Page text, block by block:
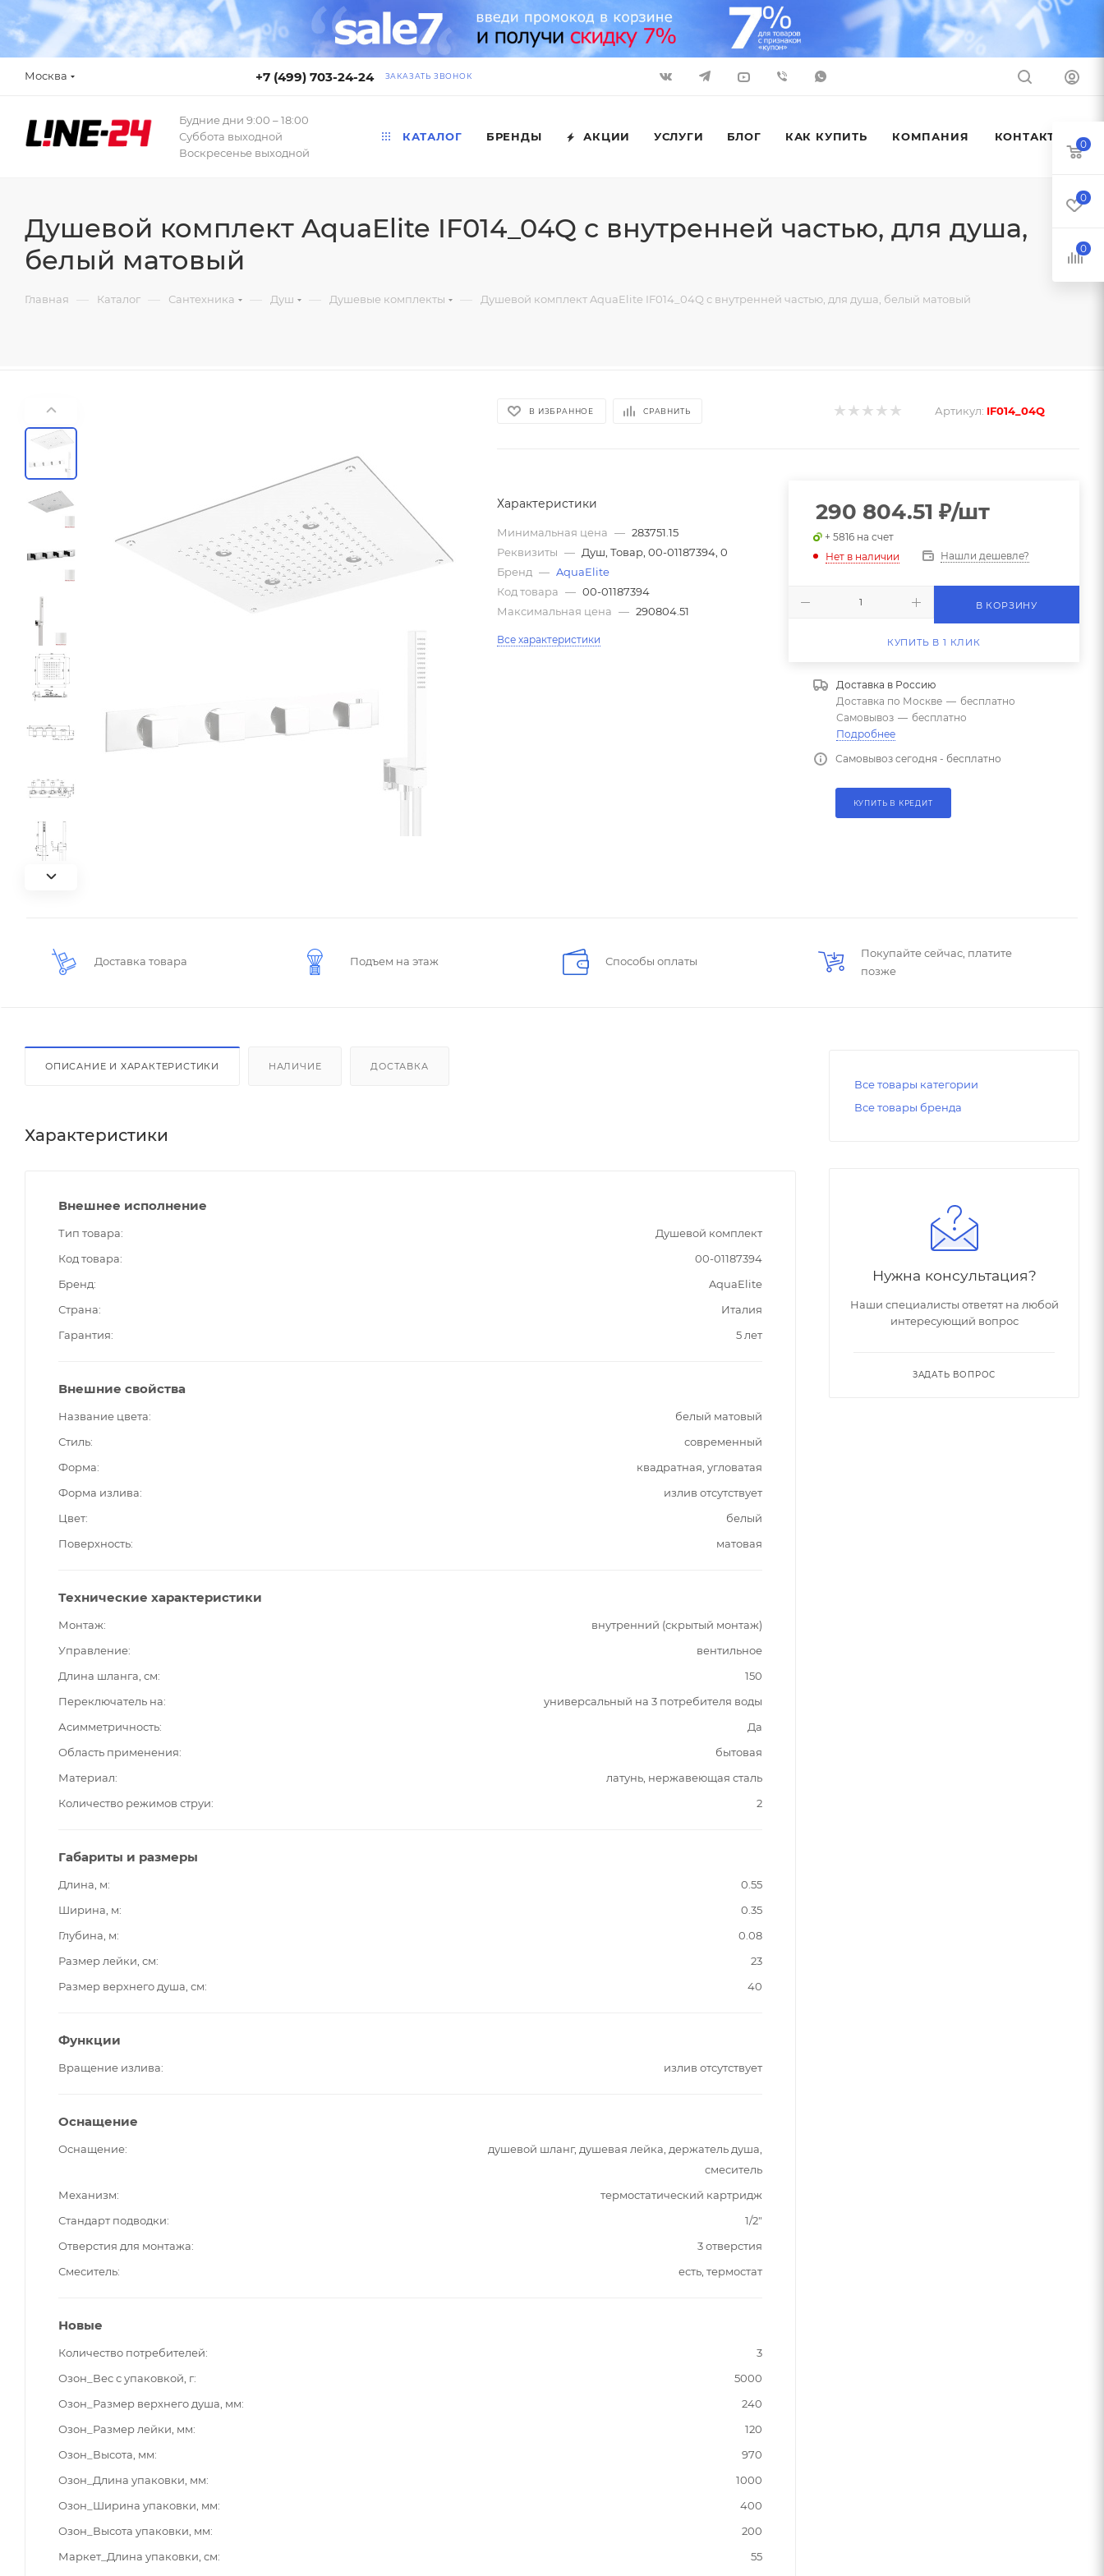
Москва +7 (499) 703-24-24 ЗАКАЗАТЬ ЗВОНОК
Будние дни 9:00 – 18:00
Суббота выходной
Воскресенье выходной
КАТАЛОГ БРЕНДЫ АКЦИИ УСЛУГИ БЛОГ КАК КУПИТЬ КОМПАНИЯ КОНТАКТЫ
Душевой комплект AquaElite IF014_04Q с внутренней частью, для душа,
белый матовый
Главная — Каталог — Сантехника — Душ — Душевые комплекты — Душевой комплект AquaElite IF014_04Q с внутренней частью, для душа, белый матовый
В ИЗБРАННОЕ СРАВНИТЬ Артикул: IF014_04Q
Характеристики
Минимальная цена — 283751.15
Реквизиты — Душ, Товар, 00-01187394, 0
Бренд — AquaElite
Код товара — 00-01187394
Максимальная цена — 290804.51
Все характеристики
290 804.51 ₽/шт
+ 5816 на счет
Нет в наличии
Нашли дешевле?
В КОРЗИНУ
КУПИТЬ В 1 КЛИК
Доставка в Россию
Доставка по Москве — бесплатно
Самовывоз — бесплатно
Подробнее
Самовывоз сегодня - бесплатно
КУПИТЬ В КРЕДИТ
Доставка товара Подъем на этаж Способы оплаты
Покупайте сейчас, платите
позже
ОПИСАНИЕ И ХАРАКТЕРИСТИКИ НАЛИЧИЕ ДОСТАВКА
Характеристики
Внешнее исполнение
Тип товара
Душевой комплект
Код товара
00-01187394
Бренд
AquaElite
Страна
Италия
Гарантия
5 лет
Внешние свойства
Название цвета
белый матовый
Стиль
современный
Форма
квадратная, угловатая
Форма излива
излив отсутствует
Цвет
белый
Поверхность
матовая
Технические характеристики
Монтаж
внутренний (скрытый монтаж)
Управление
вентильное
Длина шланга, см
150
Переключатель на
универсальный на 3 потребителя воды
Асимметричность
Да
Область применения
бытовая
Материал
латунь, нержавеющая сталь
Количество режимов струи
2
Габариты и размеры
Длина, м
0.55
Ширина, м
0.35
Глубина, м
0.08
Размер лейки, см
23
Размер верхнего душа, см
40
Функции
Вращение излива излив отсутствует
Оснащение
Оснащение
душевой шланг, душевая лейка, держатель душа,
смеситель
Механизм
термостатический картридж
Стандарт подводки
1/2"
Отверстия для монтажа
3 отверстия
Смеситель
есть, термостат
Новые
Количество потребителей
3
Озон_Вес с упаковкой, г
5000
Озон_Размер верхнего душа, мм
240
Озон_Размер лейки, мм
120
Озон_Высота, мм
970
Озон_Длина упаковки, мм
1000
Озон_Ширина упаковки, мм
400
Озон_Высота упаковки, мм
200
Маркет_Длина упаковки, см
55
Все товары категории
Все товары бренда
Нужна консультация?
Наши специалисты ответят на любой
интересующий вопрос
ЗАДАТЬ ВОПРОС
0
0
0